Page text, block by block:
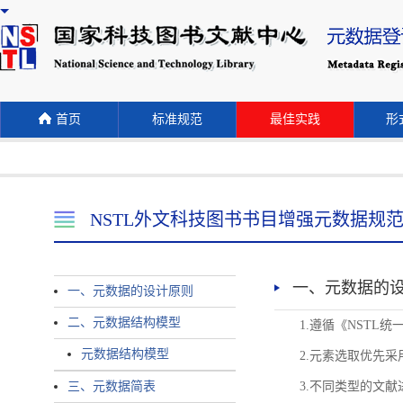
首页 标准规范 最佳实践 形
NSTL外文科技图书书目增强元数据规范
一、元数据的设计原则
二、元数据结构模型
元数据结构模型
三、元数据简表
一、元数据的
1.遵循《NSTL统
2.元素选取优先采
3.不同类型的文献